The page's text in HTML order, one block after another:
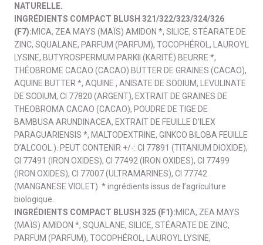
NATURELLE.
INGRÉDIENTS COMPACT BLUSH 321/322/323/324/326
(F7):MICA, ZEA MAYS (MAÏS) AMIDON *, SILICE, STÉARATE DE
ZINC, SQUALANE, PARFUM (PARFUM), TOCOPHÉROL, LAUROYL
LYSINE, BUTYROSPERMUM PARKII (KARITÉ) BEURRE *,
THÉOBROME CACAO (CACAO) BUTTER DE GRAINES (CACAO),
AQUINE BUTTER *, AQUINE , ANISATE DE SODIUM, LEVULINATE
DE SODIUM, CI 77820 (ARGENT), EXTRAIT DE GRAINES DE
THEOBROMA CACAO (CACAO), POUDRE DE TIGE DE
BAMBUSA ARUNDINACEA, EXTRAIT DE FEUILLE D’ILEX
PARAGUARIENSIS *, MALTODEXTRINE, GINKCO BILOBA FEUILLE
D’ALCOOL ). PEUT CONTENIR +/-: CI 77891 (TITANIUM DIOXIDE),
CI 77491 (IRON OXIDES), CI 77492 (IRON OXIDES), CI 77499
(IRON OXIDES), CI 77007 (ULTRAMARINES), CI 77742
(MANGANESE VIOLET). * ingrédients issus de l’agriculture
biologique.
INGRÉDIENTS COMPACT BLUSH 325 (F1):MICA, ZEA MAYS
(MAÏS) AMIDON *, SQUALANE, SILICE, STÉARATE DE ZINC,
PARFUM (PARFUM), TOCOPHÉROL, LAUROYL LYSINE,